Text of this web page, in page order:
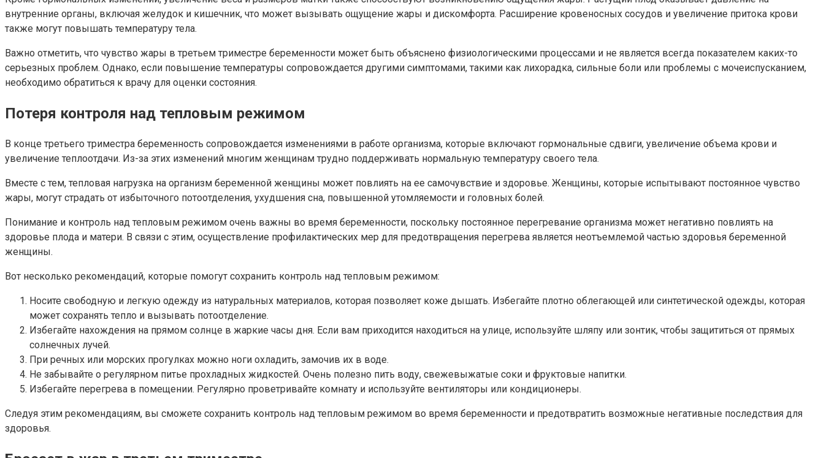
внутренние органы, включая желудок и кишечник, что может вызывать ощущение жары и дискомфорта. Расширение кровеносных сосудов и увеличение притока крови
также могут повышать температуру тела.
Важно отметить, что чувство жары в третьем триместре беременности может быть объяснено физиологическими процессами и не является всегда показателем каких-то
серьезных проблем. Однако, если повышение температуры сопровождается другими симптомами, такими как лихорадка, сильные боли или проблемы с мочеиспусканием,
необходимо обратиться к врачу для оценки состояния.
Потеря контроля над тепловым режимом
В конце третьего триместра беременность сопровождается изменениями в работе организма, которые включают гормональные сдвиги, увеличение объема крови и
увеличение теплоотдачи. Из-за этих изменений многим женщинам трудно поддерживать нормальную температуру своего тела.
Вместе с тем, тепловая нагрузка на организм беременной женщины может повлиять на ее самочувствие и здоровье. Женщины, которые испытывают постоянное чувство
жары, могут страдать от избыточного потоотделения, ухудшения сна, повышенной утомляемости и головных болей.
Понимание и контроль над тепловым режимом очень важны во время беременности, поскольку постоянное перегревание организма может негативно повлиять на
здоровье плода и матери. В связи с этим, осуществление профилактических мер для предотвращения перегрева является неотъемлемой частью здоровья беременной
женщины.
Вот несколько рекомендаций, которые помогут сохранить контроль над тепловым режимом:
Носите свободную и легкую одежду из натуральных материалов, которая позволяет коже дышать. Избегайте плотно облегающей или синтетической одежды, которая
может сохранять тепло и вызывать потоотделение.
Избегайте нахождения на прямом солнце в жаркие часы дня. Если вам приходится находиться на улице, используйте шляпу или зонтик, чтобы защититься от прямых
солнечных лучей.
При речных или морских прогулках можно ноги охладить, замочив их в воде.
Не забывайте о регулярном питье прохладных жидкостей. Очень полезно пить воду, свежевыжатые соки и фруктовые напитки.
Избегайте перегрева в помещении. Регулярно проветривайте комнату и используйте вентиляторы или кондиционеры.
Следуя этим рекомендациям, вы сможете сохранить контроль над тепловым режимом во время беременности и предотвратить возможные негативные последствия для
здоровья.